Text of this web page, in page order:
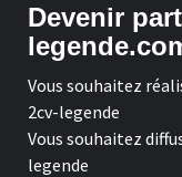
Devenir
Vous souhaitez
2cv-legende
Vous souhaitez
legende